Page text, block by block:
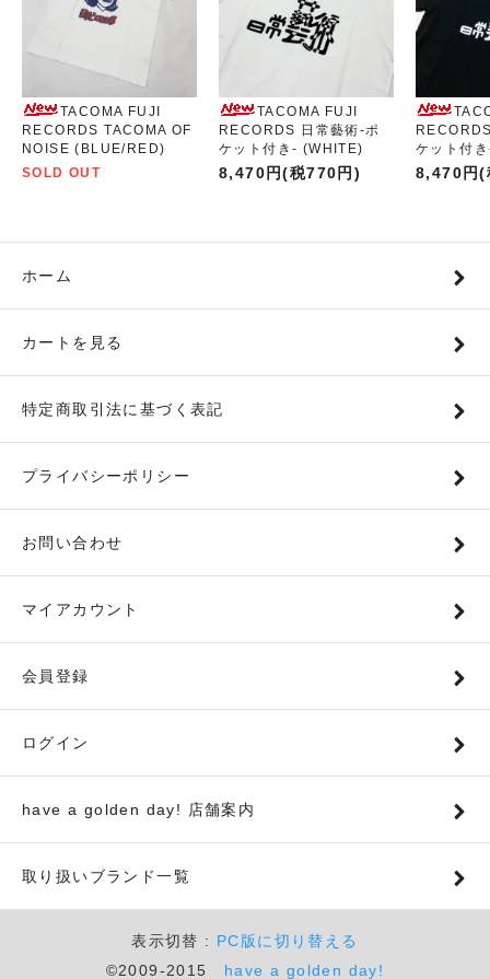
TACOMA FUJI
RECORDS TACOMA OF
NOISE (BLUE/RED)
SOLD OUT
TACOMA FUJI
RECORDS 日常藝術-ポ
ケット付き- (WHITE)
8,470円(税770円)
ケット付
8,470円(
ホーム
カートを見る
特定商取引法に基づく表記
プライバシーポリシー
お問い合わせ
マイアカウント
会員登録
ログイン
have a golden day! 店舗案内
取り扱いブランド一覧
表示切替 : PC版に切り替える
©2009-2015 have a golden day!